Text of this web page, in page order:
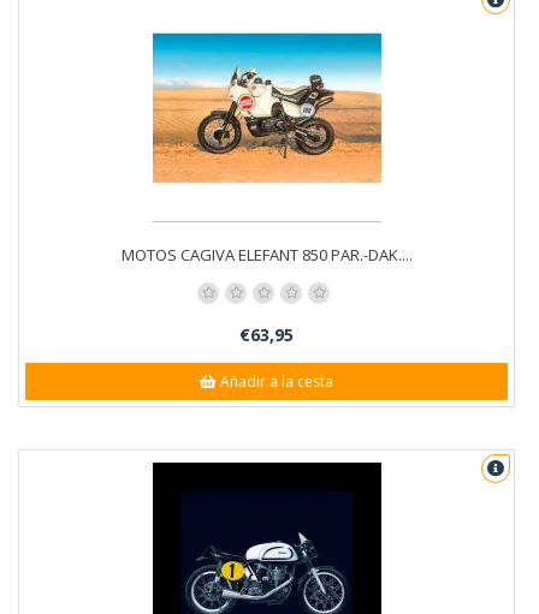
MOTOS CAGIVA ELEFANT 850 PAR.-DAK....
€63,95
Añadir a la cesta